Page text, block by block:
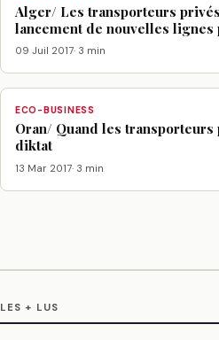
Alger/ Les transporteurs
lancement de nouvelles lignes
09 Juil 2017· 3 min
ECO-BUSINESS
Oran/ Quand les
diktat
13 Mar 2017· 3 min
LES + LUS